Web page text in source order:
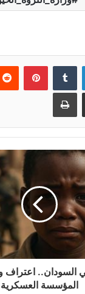
لينكدإن
مشاركة عبر البريد طباعة
السودان.. اعتراف
المؤسسة العسكرية